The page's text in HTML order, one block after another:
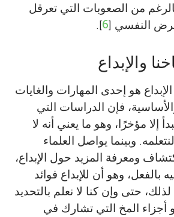
من الصعوبات التي تعرقل
النفسي [6
].
والإبداع
هو إحدى المهارات والغايات
فإن الدراسات التي
إلا مؤخرًا، وهو ما يعني أنه لا
وبينما يواصل العلماء
ومعرفة المزيد حول الإبداع،
بالفعل، وهو أن للإبداع فوائد
حتى وإن كنا لا نعلم بالتحديد
أجزاء المخ التي تشارك في